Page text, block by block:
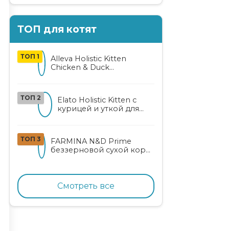
ТОП для котят
ТОП 1
Alleva Holistic Kitten
Chicken & Duck
ТОП 2
Elato Holistic Kitten с
курицей и уткой для
ТОП 3
FARMINA N&D Prime
беззерновой сухой корм
курицей и гранатом
Смотреть все